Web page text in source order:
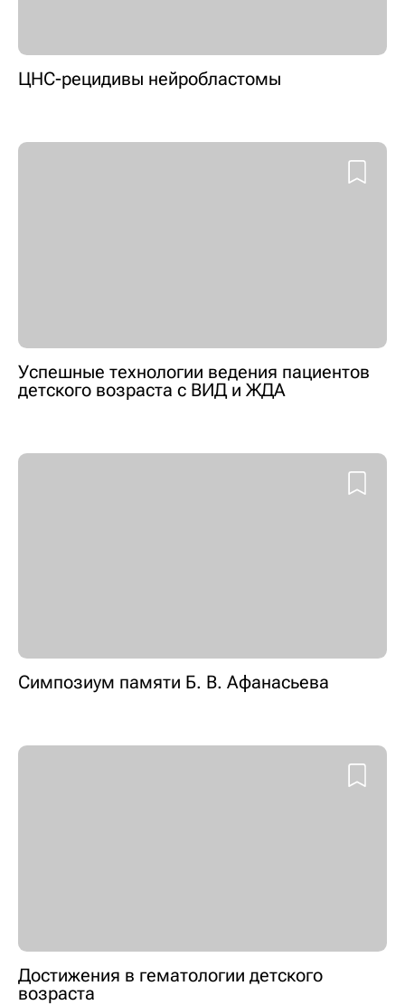
ЦНС-рецидивы нейробластомы
Успешные технологии ведения пациентов
детского возраста с ВИД и ЖДА
Симпозиум памяти Б. В. Афанасьева
Достижения в гематологии детского
возраста